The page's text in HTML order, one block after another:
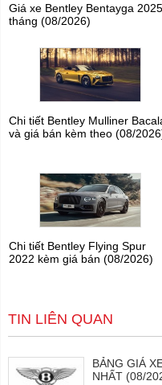
Giá xe Bentley Bentayga 2025
tháng (08/2026)
Chi tiết Bentley Mulliner
và giá bán kèm theo (08/
Chi tiết Bentley Flying Spur
2022 kèm giá bán (08/2026)
TIN LIÊN QUAN
BẢNG GIÁ
NHẤT (08/